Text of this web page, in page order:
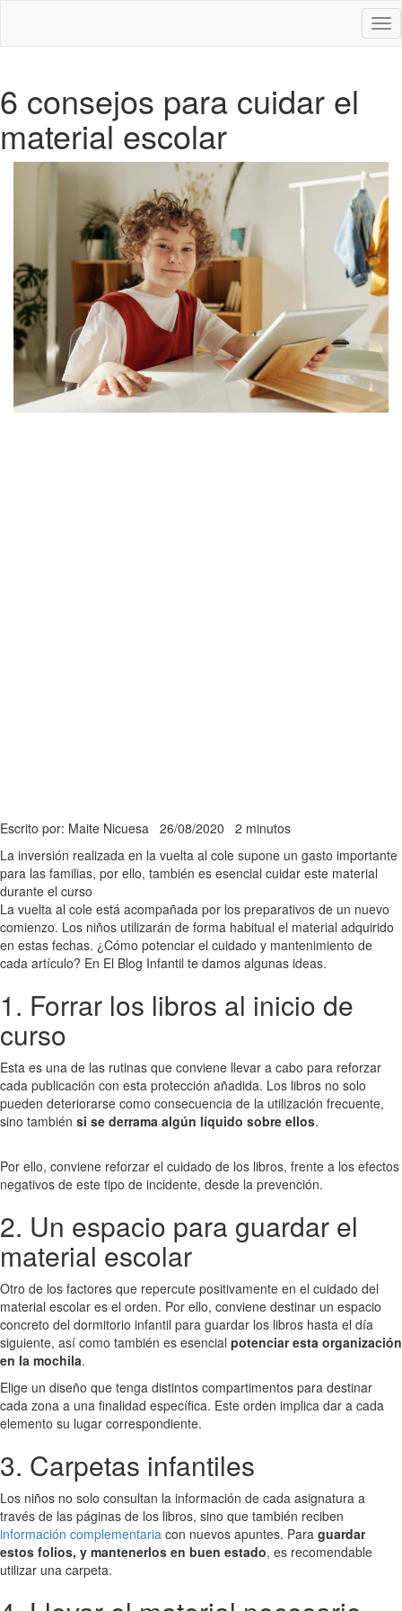
6 consejos para cuidar el
material escolar
Escrito por: Maite Nicuesa 26/08/2020 2 minutos
La inversión realizada en la vuelta al cole supone un gasto importante
para las familias, por ello, también es esencial cuidar este material
durante el curso
La vuelta al cole está acompañada por los preparativos de un nuevo
comienzo. Los niños utilizarán de forma habitual el material adquirido
en estas fechas. ¿Cómo potenciar el cuidado y mantenimiento de
cada artículo? En El Blog Infantil te damos algunas ideas.
1. Forrar los libros al inicio de
curso
Esta es una de las rutinas que conviene llevar a cabo para reforzar
cada publicación con esta protección añadida. Los libros no solo
pueden deteriorarse como consecuencia de la utilización frecuente,
sino también si se derrama algún líquido sobre ellos.
Por ello, conviene reforzar el cuidado de los libros, frente a los efectos
negativos de este tipo de incidente, desde la prevención.
2. Un espacio para guardar el
material escolar
Otro de los factores que repercute positivamente en el cuidado del
material escolar es el orden. Por ello, conviene destinar un espacio
concreto del dormitorio infantil para guardar los libros hasta el día
siguiente, así como también es esencial potenciar esta organización
en la mochila.
Elige un diseño que tenga distintos compartimentos para destinar
cada zona a una finalidad específica. Este orden implica dar a cada
elemento su lugar correspondiente.
3. Carpetas infantiles
Los niños no solo consultan la información de cada asignatura a
través de las páginas de los libros, sino que también reciben
información complementaria con nuevos apuntes. Para guardar
estos folios, y mantenerlos en buen estado, es recomendable
utilizar una carpeta.